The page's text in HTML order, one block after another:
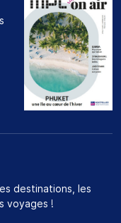
destinations, les
voyages !